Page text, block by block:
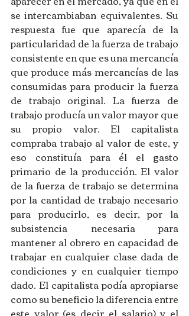
se intercambiaban equivalentes. Su
respuesta fue que aparecía de la
particularidad de la fuerza de trabajo
consistente en que es una mercancía
que produce más mercancías de las
consumidas para producir la fuerza
de trabajo original. La fuerza de
trabajo producía un valor mayor que
su propio valor. El capitalista
compraba trabajo al valor de este, y
eso constituía para él el gasto
primario de la producción. El valor
de la fuerza de trabajo se determina
por la cantidad de trabajo necesario
para producirlo, es decir, por la
subsistencia necesaria para
mantener al obrero en capacidad de
trabajar en cualquier clase dada de
condiciones y en cualquier tiempo
dado. El capitalista podía apropiarse
como su beneficio la diferencia entre